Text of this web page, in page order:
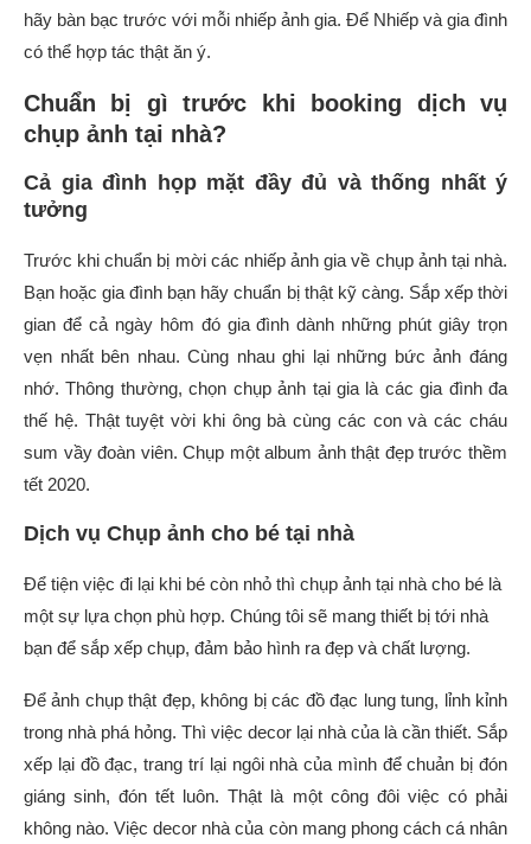
hãy bàn bạc trước với mỗi nhiếp ảnh gia. Để Nhiếp và gia đình
có thể hợp tác thật ăn ý.
Chuẩn bị gì trước khi booking dịch vụ
chụp ảnh tại nhà?
Cả gia đình họp mặt đầy đủ và thống nhất ý
tưởng
Trước khi chuẩn bị mời các nhiếp ảnh gia về chụp ảnh tại nhà.
Bạn hoặc gia đình bạn hãy chuẩn bị thật kỹ càng. Sắp xếp thời
gian để cả ngày hôm đó gia đình dành những phút giây trọn
vẹn nhất bên nhau. Cùng nhau ghi lại những bức ảnh đáng
nhớ. Thông thường, chọn chụp ảnh tại gia là các gia đình đa
thế hệ. Thật tuyệt vời khi ông bà cùng các con và các cháu
sum vầy đoàn viên. Chụp một album ảnh thật đẹp trước thềm
tết 2020.
Dịch vụ Chụp ảnh cho bé tại nhà
Để tiện việc đi lại khi bé còn nhỏ thì chụp ảnh tại nhà cho bé là
một sự lựa chọn phù hợp. Chúng tôi sẽ mang thiết bị tới nhà
bạn để sắp xếp chụp, đảm bảo hình ra đẹp và chất lượng.
Để ảnh chụp thật đẹp, không bị các đồ đạc lung tung, lỉnh kỉnh
trong nhà phá hỏng. Thì việc decor lại nhà của là cần thiết. Sắp
xếp lại đồ đạc, trang trí lại ngôi nhà của mình để chuản bị đón
giáng sinh, đón tết luôn. Thật là một công đôi việc có phải
không nào. Việc decor nhà của còn mang phong cách cá nhân